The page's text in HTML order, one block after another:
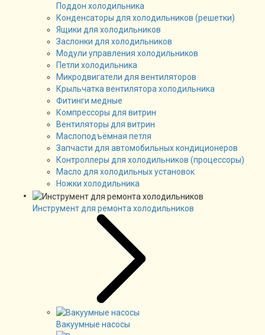
Поддон холодильника
Конденсаторы для холодильников (решетки)
Ящики для холодильников
Заслонки для холодильников
Модули управления холодильников
Петли холодильника
Микродвигатели для вентиляторов
Крыльчатка вентилятора холодильника
Фитинги медные
Компрессоры для витрин
Вентиляторы для витрин
Маслоподъёмная петля
Запчасти для автомобильных кондиционеров
Контроллеры для холодильников (процессоры)
Масло для холодильных установок
Ножки холодильника
Инструмент для ремонта холодильников
Вакуумные насосы